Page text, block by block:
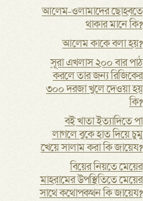
আলেম-ওলামাদের ছোহবতে
থাকার মানে কি?
আলেম কাকে বলা হয়?
সূরা এখলাস ২০০ বার পাঠ
করলে তার জন্য রিজিকের
৩০০ দরজা খুলে দেওয়া হয়
কি?
ব‌ই খাতা ইত্যাদিতে পা
লাগলে বুকে হাত দিয়ে চুমু
খেয়ে সালাম করা কি জায়েয?
বিয়ের নিয়তে মেয়ের
মাহরামের উপস্থিতিতে মেয়ের
সাথে কথোপকথন কি জায়েয?